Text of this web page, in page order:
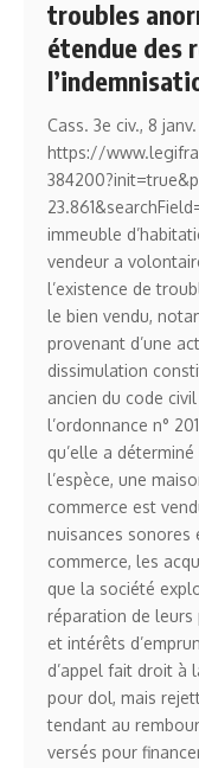
troubles
étendue des
Cass. 3e civ., 8
https://
immeuble
vendeur a
l’existence de
le bien vendu,
provenant d’une
dissimulation
ancien du code civil
l’ordonnance n°
qu’elle a
l’espèce, une
commerce est
nuisances sonores
commerce, les
que la société
réparation de leurs
et intérêts
d’appel fait droit à
pour dol, mais
tendant au
versés pour